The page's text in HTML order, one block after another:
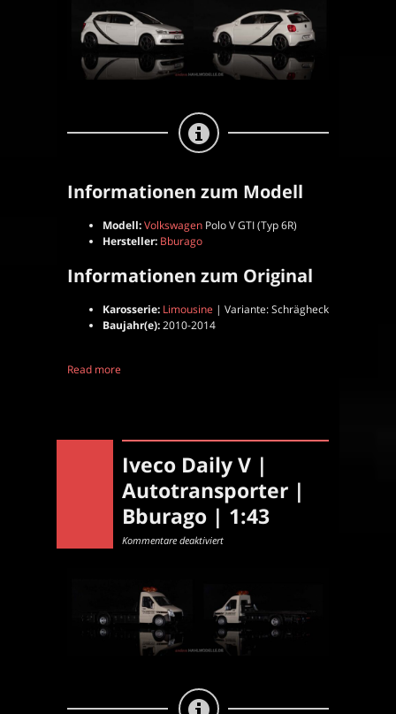
6R)
|
Limousine
|
Bburago
1:43
Informationen zum Modell
Modell:Volkswagen Polo V GTI (Typ 6R)
Hersteller: Bburago
Informationen zum Original
Karosserie: Limousine | Variante: Schrägheck
Baujahr(e):2010-2014
Read more
Iveco Daily V |
Autotransporter |
Bburago | 1:43
Kommentare deaktiviertfür
Bburago
|
1:43